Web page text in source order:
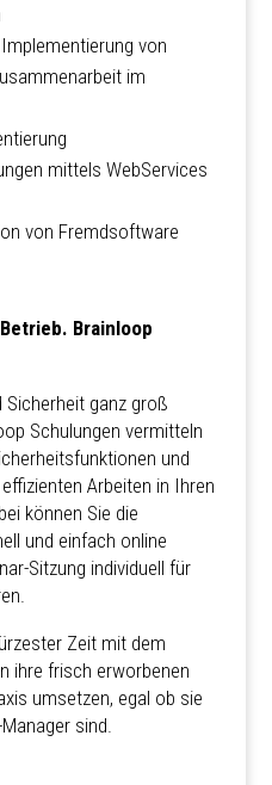
von
im
mittels WebServices
von Fremdsoftware
Brainloop
ganz groß
Schulungen vermitteln
und
Arbeiten in Ihren
können Sie die
und einfach online
Sitzung individuell für
Zeit mit dem
ihre frisch erworbenen
umsetzen, egal ob sie
sind.